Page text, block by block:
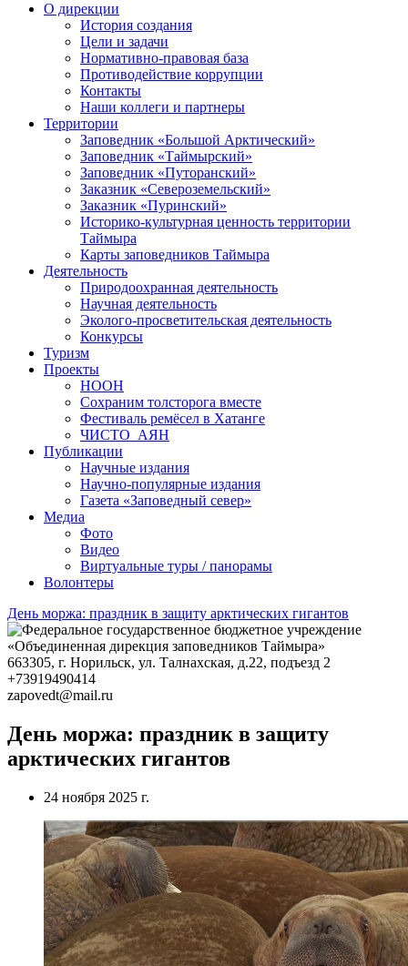
Цели и задачи
Нормативно-правовая база
Противодействие коррупции
Контакты
Наши коллеги и партнеры
Территории
Заповедник «Большой Арктический»
Заповедник «Таймырский»
Заповедник «Путоранский»
Заказник «Североземельский»
Заказник «Пуринский»
Историко-культурная ценность территории
Таймыра
Карты заповедников Таймыра
Деятельность
Природоохранная деятельность
Научная деятельность
Эколого-просветительская деятельность
Конкурсы
Туризм
Проекты
НООН
Сохраним толсторога вместе
Фестиваль ремёсел в Хатанге
ЧИСТО_АЯН
Публикации
Научные издания
Научно-популярные издания
Газета «Заповедный север»
Медиа
Фото
Видео
Виртуальные туры / панорамы
Волонтеры
День моржа: праздник в защиту арктических гигантов
663305, г.Норильск,ул. Талнахская, д.22, подъезд 2
+73919490414
zapovedt@mail.ru
День моржа: праздник в защиту
арктических гигантов
24 ноября 2025 г.